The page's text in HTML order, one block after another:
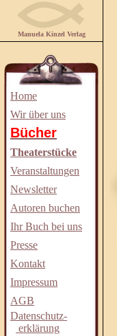
Manuela Kinzel Verlag
Home
Wir über uns
Bücher
Theaterstücke
Veranstaltungen
Newsletter
Autoren buchen
Ihr Buch bei uns
Presse
Kontakt
Impressum
AGB
Datenschutz-
erklärung